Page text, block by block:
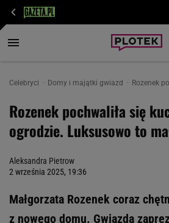
Celebryci Domy i majątki gwiazd Rozenek
Rozenek pochwaliła się
ogrodzie. Luksusowo to
Aleksandra Pietrow
2 września 2025, 19:36
Małgorzata Rozenek coraz
z nowego domu. Gwiazda